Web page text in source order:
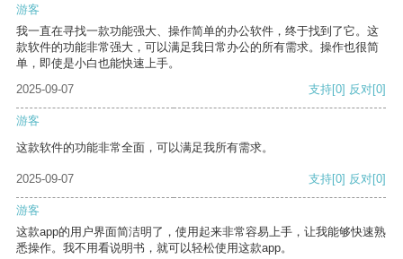
游客
我一直在寻找一款功能强大、操作简单的办公软件，终于找到了它。这
款软件的功能非常强大，可以满足我日常办公的所有需求。操作也很简
单，即使是小白也能快速上手。
2025-09-07
支持[0] 反对[0]
游客
这款软件的功能非常全面，可以满足我所有需求。
2025-09-07 支持[0] 反对[0]
游客
这款app的用户界面简洁明了，使用起来非常容易上手，让我能够快速熟
悉操作。我不用看说明书，就可以轻松使用这款app。